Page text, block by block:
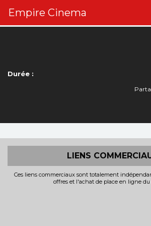
Empire Cinema
Durée :
LIENS
Ces liens commerciaux sont totalement
offres et l'achat de place en ligne